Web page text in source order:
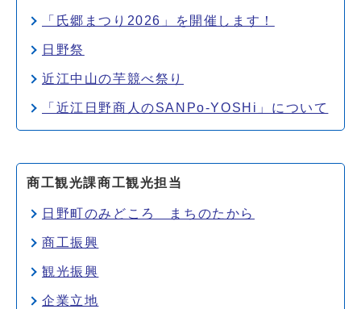
「氏郷まつり2026」を開催します！
日野祭
近江中山の芋競べ祭り
「近江日野商人のSANPo-YOSHi」について
商工観光課商工観光担当
日野町のみどころ まちのたから
商工振興
観光振興
企業立地